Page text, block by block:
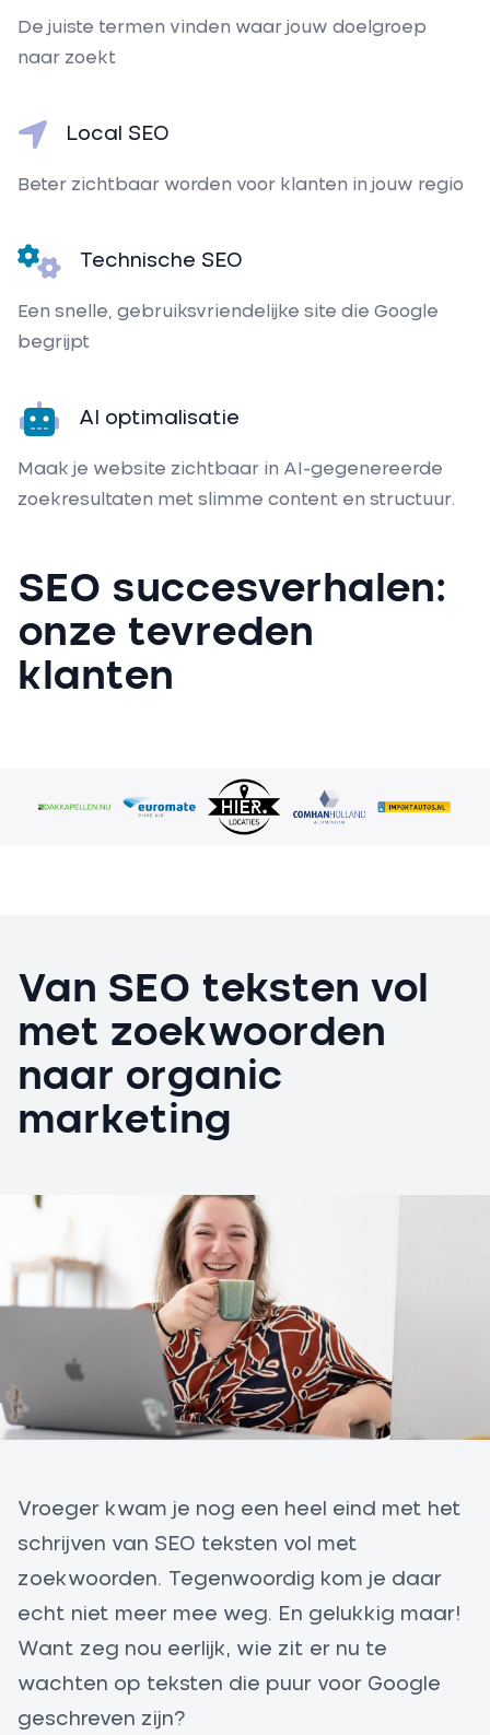
De juiste termen vinden waar jouw doelgroep
naar zoekt
Local SEO
Beter zichtbaar worden voor klanten in jouw regio
Technische SEO
Een snelle, gebruiksvriendelijke site die Google
begrijpt
AI optimalisatie
Maak je website zichtbaar in AI-gegenereerde
zoekresultaten met slimme content en structuur.
SEO succesverhalen:
onze tevreden
klanten
Van SEO teksten vol
met zoekwoorden
naar organic
marketing
Vroeger kwam je nog een heel eind met het
schrijven van SEO teksten vol met
zoekwoorden. Tegenwoordig kom je daar
echt niet meer mee weg. En gelukkig maar!
Want zeg nou eerlijk, wie zit er nu te
wachten op teksten die puur voor Google
geschreven zijn?